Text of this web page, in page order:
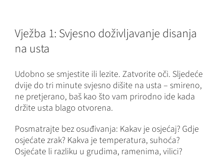
Vježba 1: Svjesno doživljavanje disanja
na usta
Udobno se smjestite ili lezite. Zatvorite oči. Sljedeće
dvije do tri minute svjesno dišite na usta – smireno,
ne pretjerano, baš kao što vam prirodno ide kada
držite usta blago otvorena.
Posmatrajte bez osuđivanja: Kakav je osjećaj? Gdje
osjećate zrak? Kakva je temperatura, suhoća?
Osjećate li razliku u grudima, ramenima, vilici?